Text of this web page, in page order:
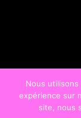
Nous
expérience sur
site, nous